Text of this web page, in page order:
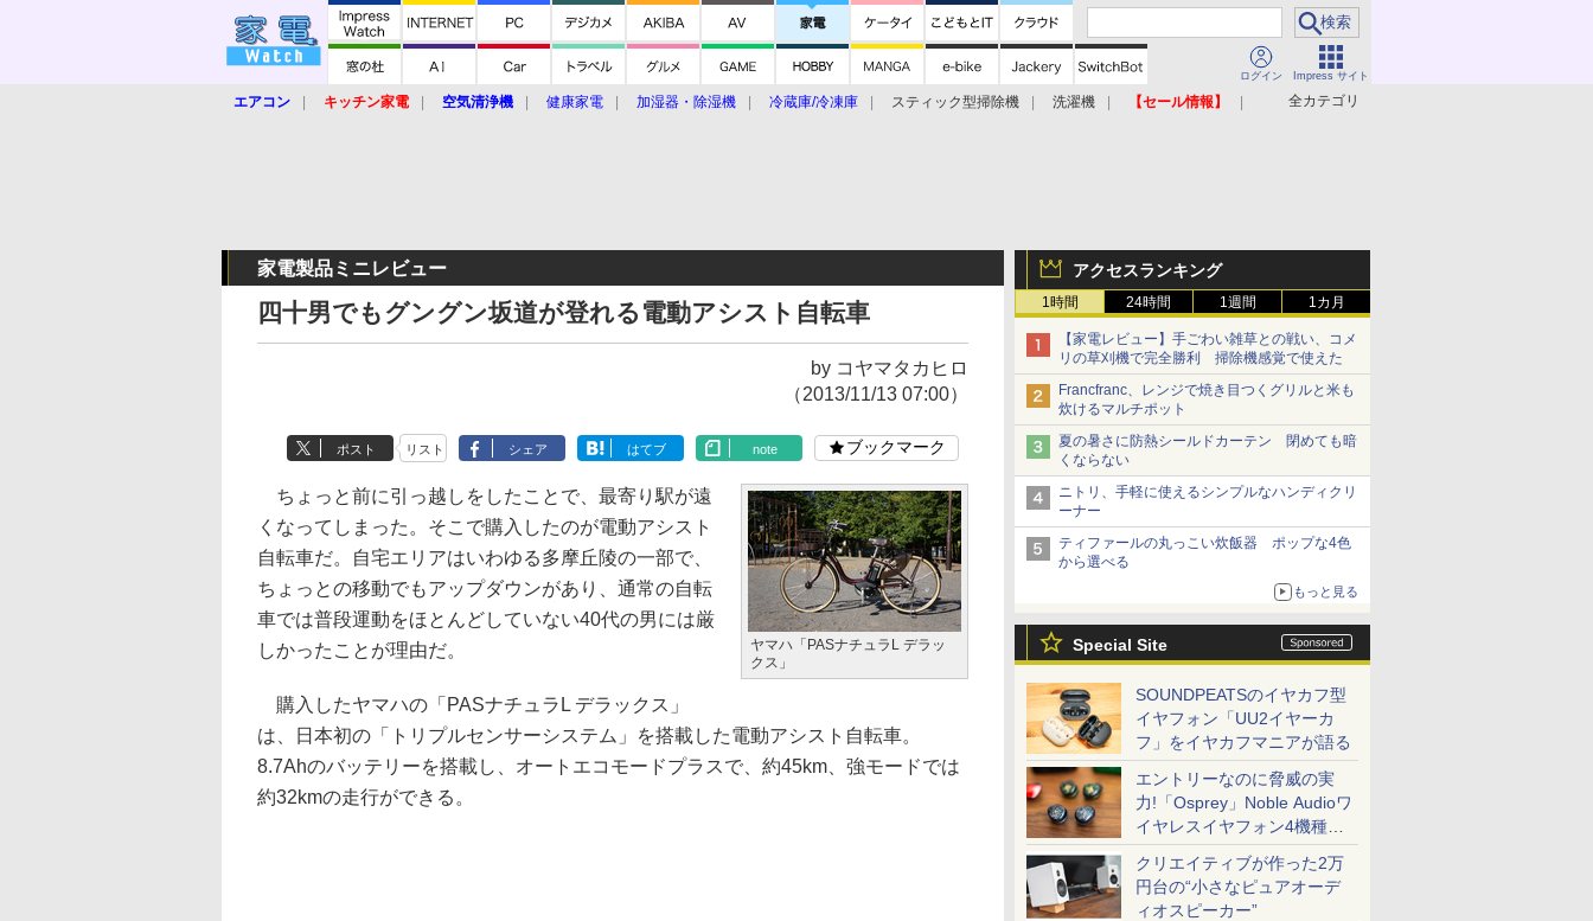
ログイン Impress サイト
全カテゴリ
エアコン キッチン家電 空気清浄機 健康家電 加湿器・除湿機 冷蔵庫/冷凍庫 スティック型掃除機 洗濯機
【セール情報】
アクセスランキング
1時間 24時間 1週間 1カ月
【家電レビュー】手ごわい雑草との戦い、コメ
リの草刈機で完全勝利 掃除機感覚で使えた
Francfranc、レンジで焼き目つくグリルと米も
炊けるマルチポット
夏の暑さに防熱シールドカーテン 閉めても暗
くならない
ニトリ、手軽に使えるシンプルなハンディクリ
ーナー
ティファールの丸っこい炊飯器 ポップな4色
から選べる
もっと見る
Special Site
SOUNDPEATSのイヤカフ型
イヤフォン「UU2イヤーカ
フ」をイヤカフマニアが語る
エントリーなのに脅威の実
力!「Osprey」Noble Audioワ
イヤレスイヤフォン4機種を
一気に聴く
クリエイティブが作った2万
円台の“小さなピュアオーデ
ィオスピーカー”
家電製品ミニレビュー
四十男でもグングン坂道が登れる電動アシスト自転車
by コヤマタカヒロ
（2013/11/13 07:00）
ポスト リスト シェア はてブ note ブックマーク
ヤマハ「PASナチュラL デラッ
クス」
ちょっと前に引っ越しをしたことで、最寄り駅が遠
くなってしまった。そこで購入したのが電動アシスト
自転車だ。自宅エリアはいわゆる多摩丘陵の一部で、
ちょっとの移動でもアップダウンがあり、通常の自転
車では普段運動をほとんどしていない40代の男には厳
しかったことが理由だ。
購入したヤマハの「PASナチュラL デラックス」
は、日本初の「トリプルセンサーシステム」を搭載した電動アシスト自転車。
8.7Ahのバッテリーを搭載し、オートエコモードプラスで、約45km、強モードでは
約32kmの走行ができる。